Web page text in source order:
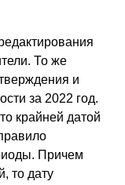
То же
и
за 2022 год.
крайней датой
Причем
то дату